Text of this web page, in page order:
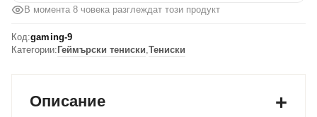
В момента 8 човека разглеждат този продукт
Код:gaming-9
Категории: Геймърски тениски Тениски
Описание